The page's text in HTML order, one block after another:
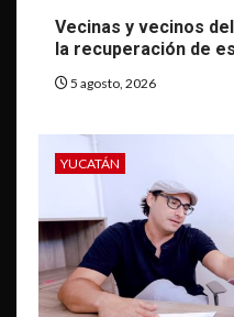
Vecinas y vecinos
la recuperación de
5 agosto, 2026
YUCATÁN